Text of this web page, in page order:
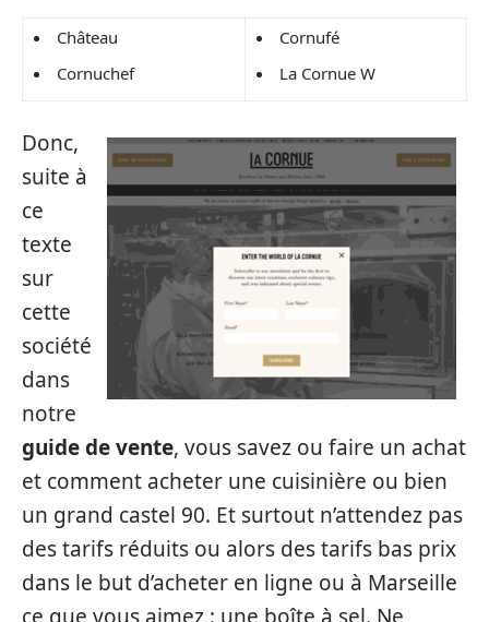
Château
Cornuchef
Cornufé
La Cornue W
Donc,
suite à
ce
texte
sur
cette
société
dans
notre
guide de vente, vous savez ou faire un achat
et comment acheter une cuisinière ou bien
un grand castel 90. Et surtout n’attendez pas
des tarifs réduits ou alors des tarifs bas prix
dans le but d’acheter en ligne ou à Marseille
ce que vous aimez : une boîte à sel. Ne